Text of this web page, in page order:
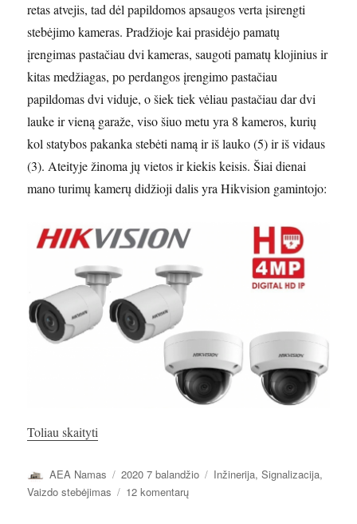
retas atvejis, tad dėl papildomos apsaugos verta įsirengti
stebėjimo kameras. Pradžioje kai prasidėjo pamatų
įrengimas pastačiau dvi kameras, saugoti pamatų klojinius ir
kitas medžiagas, po perdangos įrengimo pastačiau
papildomas dvi viduje, o šiek tiek vėliau pastačiau dar dvi
lauke ir vieną garaže, viso šiuo metu yra 8 kameros, kurių
kol statybos pakanka stebėti namą ir iš lauko (5) ir iš vidaus
(3). Ateityje žinoma jų vietos ir kiekis keisis. Šiai dienai
mano turimų kamerų didžioji dalis yra Hikvision gamintojo:
Toliau skaityti
Autorius
AEA Namas Paskelbta
2020 7 balandžio Kategorijos
Inžinerija,Signalizacija,
Vaizdo stebėjimas
12 komentarųįraše